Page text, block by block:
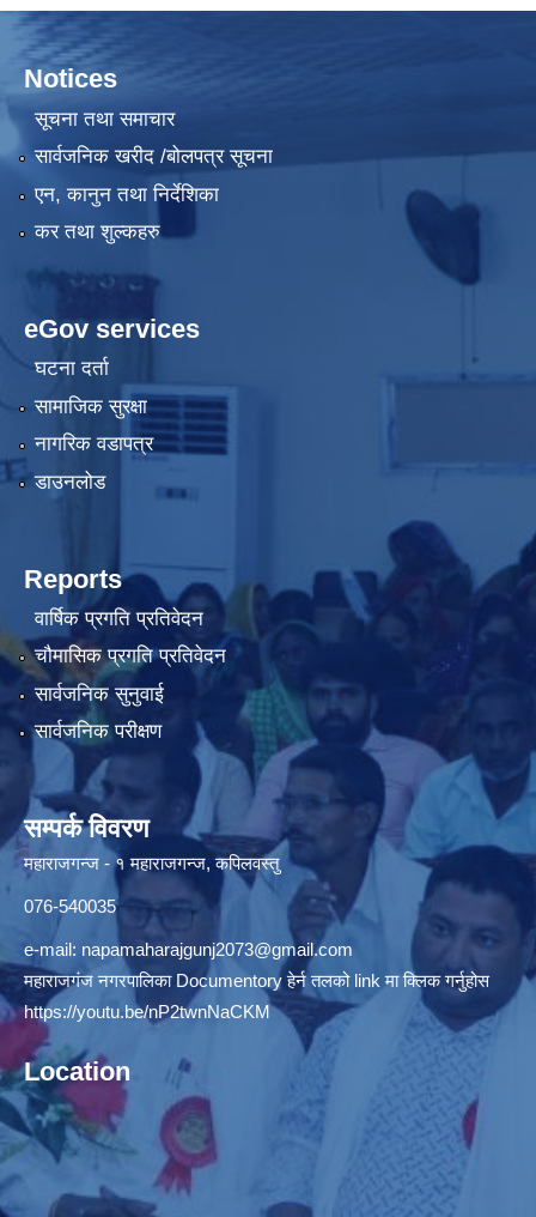
Notices
सूचना तथा समाचार
सार्वजनिक खरीद /बोलपत्र सूचना
एन, कानुन तथा निर्देशिका
कर तथा शुल्कहरु
eGov services
घटना दर्ता
सामाजिक सुरक्षा
नागरिक वडापत्र
डाउनलोड
Reports
वार्षिक प्रगति प्रतिवेदन
चौमासिक प्रगति प्रतिवेदन
सार्वजनिक सुनुवाई
सार्वजनिक परीक्षण
सम्पर्क विवरण
महाराजगन्ज - १ महाराजगन्ज, कपिलवस्तु
076-540035
e-mail: napamaharajgunj2073@gmail.com
महाराजगंज नगरपालिका Documentory हेर्न तलको link मा क्लिक गर्नुहोस
https://youtu.be/nP2twnNaCKM
Location